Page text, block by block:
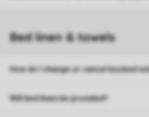
How do I change or cancel booked
Will bed linen be provided?